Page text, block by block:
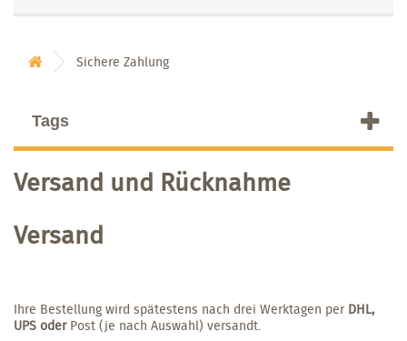
Sichere Zahlung
Tags
Versand und Rücknahme
Versand
Ihre Bestellung wird spätestens nach drei Werktagen perDHL,
UPS oderPost (je nach Auswahl) versandt.